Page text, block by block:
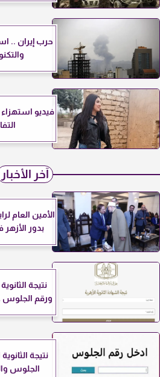
حرب إيران ..
فيديو
آخر الأخبار
الأمين العام
بدور
ورقم الجلوس
الجلوس